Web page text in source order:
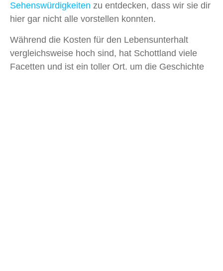
Sehenswürdigkeiten zu entdecken, dass wir sie dir
hier gar nicht alle vorstellen konnten.
Während die Kosten für den Lebensunterhalt
vergleichsweise hoch sind, hat Schottland viele
Facetten und ist ein toller Ort, um die Geschichte